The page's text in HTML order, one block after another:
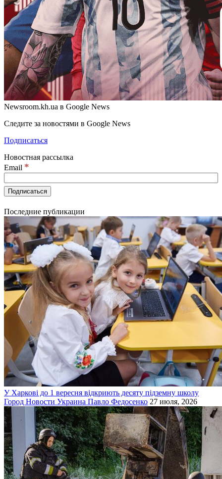
Newsroom.kh.ua в Google News
Следите за новостями в Google News
Подписаться
Новостная рассылка
Email *
Последние публикации
У Харкові до 1 вересня відкриють десяту підземну школу
Город Новости Украина Павло Федосенко 27 июля, 2026